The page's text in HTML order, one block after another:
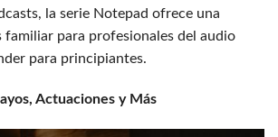
la serie Notepad ofrece una
familiar para profesionales del audio
para principiantes.
Actuaciones y Más